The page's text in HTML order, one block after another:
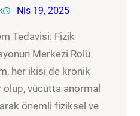
Nis 19, 2025
Tedavisi: Fizik
Merkezi Rolü
her ikisi de kronik
vücutta anormal
önemli fiziksel ve